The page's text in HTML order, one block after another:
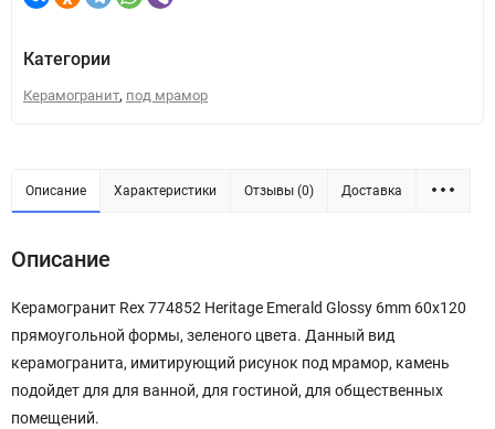
Категории
Керамогранит, под мрамор
Описание Характеристики Отзывы (0) Доставка
Описание
Керамогранит Rex 774852 Heritage Emerald Glossy 6mm 60x120
прямоугольной формы, зеленого цвета. Данный вид
керамогранита, имитирующий рисунок под мрамор, камень
подойдет для для ванной, для гостиной, для общественных
помещений.